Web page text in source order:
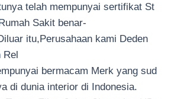
telah mempunyai sertifikat St
Sakit benar-
itu,Perusahaan kami Deden
Rel
bermacam Merk yang sud
di dunia interior di Indonesia.